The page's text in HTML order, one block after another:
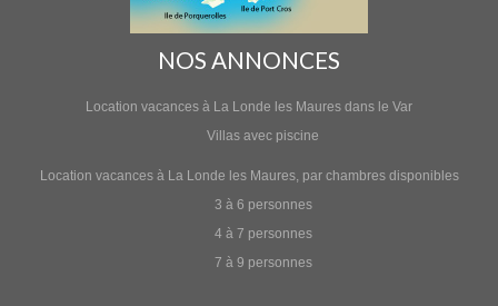
NOS ANNONCES
Location vacances à La Londe les Maures dans le Var
Villas avec piscine
Location vacances à La Londe les Maures, par chambres disponibles
3 à 6 personnes
4 à 7 personnes
7 à 9 personnes